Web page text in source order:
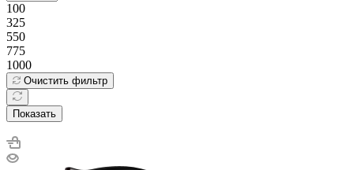
100
325
550
775
1000
Очистить фильтр
Показать